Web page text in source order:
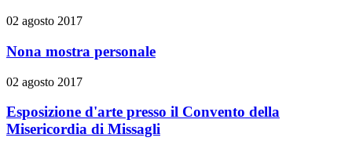
02 agosto 2017
Nona mostra personale
02 agosto 2017
Esposizione d'arte presso il Convento della
Misericordia di Missagli